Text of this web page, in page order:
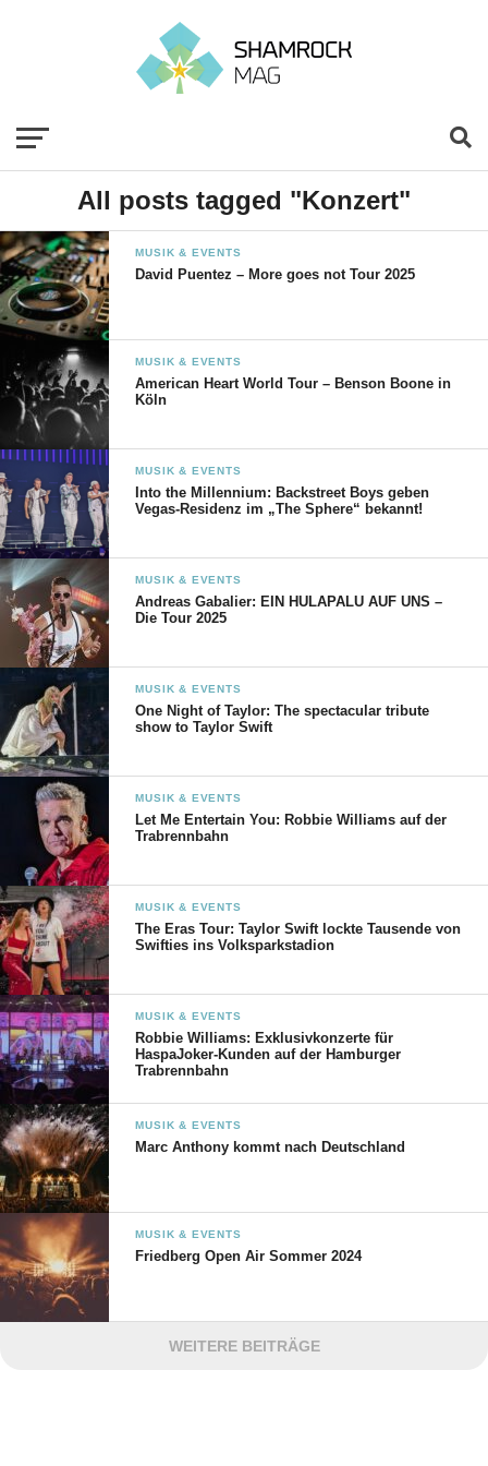
All posts tagged "Konzert"
MUSIK & EVENTS
David Puentez – More goes not Tour 2025
MUSIK & EVENTS
American Heart World Tour – Benson Boone in
Köln
MUSIK & EVENTS
Into the Millennium: Backstreet Boys geben
Vegas-Residenz im „The Sphere“ bekannt!
MUSIK & EVENTS
Andreas Gabalier: EIN HULAPALU AUF UNS –
Die Tour 2025
MUSIK & EVENTS
One Night of Taylor: The spectacular tribute
show to Taylor Swift
MUSIK & EVENTS
Let Me Entertain You: Robbie Williams auf der
Trabrennbahn
MUSIK & EVENTS
The Eras Tour: Taylor Swift lockte Tausende von
Swifties ins Volksparkstadion
MUSIK & EVENTS
Robbie Williams: Exklusivkonzerte für
HaspaJoker-Kunden auf der Hamburger
Trabrennbahn
MUSIK & EVENTS
Marc Anthony kommt nach Deutschland
MUSIK & EVENTS
Friedberg Open Air Sommer 2024
WEITERE BEITRÄGE